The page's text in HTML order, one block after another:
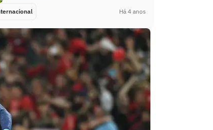
Há 4 anos